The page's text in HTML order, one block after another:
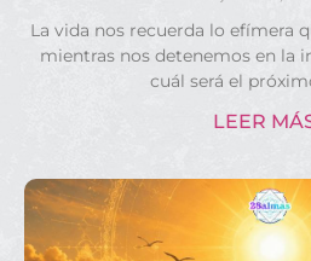
La vida nos recuerda lo efímera
mientras nos detenemos en la
cuál será el
LEER